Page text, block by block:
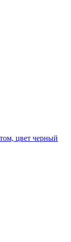
цвет черный